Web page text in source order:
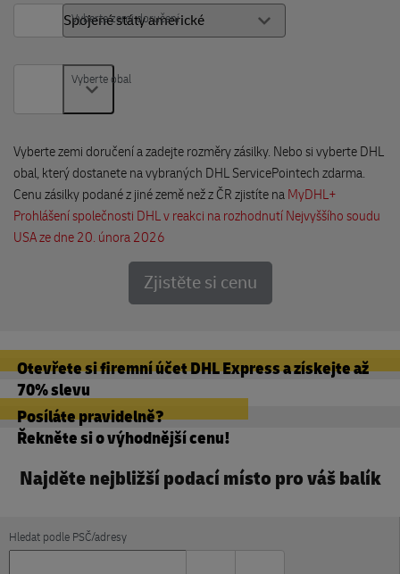
Vyberte zemi doručení
Vyberte obal
Vyberte obal
Vyberte zemi doručení a zadejte rozměry zásilky. Nebo si vyberte DHL
obal, který dostanete na vybraných DHL ServicePointech zdarma.
Cenu zásilky podané z jiné země než z ČR zjistíte na MyDHL+
Prohlášení společnosti DHL v reakci na rozhodnutí Nejvyššího soudu
USA ze dne 20. února 2026
Zjistěte si cenu
Otevřete si firemní účet DHL Express a získejte až
70% slevu
Posíláte pravidelně?
Řekněte si o výhodnější cenu!
Najděte nejbližší podací místo pro váš balík
Hledat podle PSČ/adresy